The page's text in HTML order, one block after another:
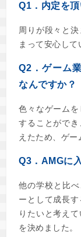
Q1．内定を
周りが段々と
まって安心して
Q2．ゲーム
なんですか？
色々なゲーム
することがで
えたため、ゲー
Q3．AMGに
他の学校と比
ーとして成長
りたいと考え
を決めました。